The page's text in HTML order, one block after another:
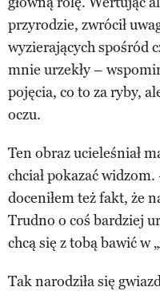
przyrodzie, zwrócił
wyzierających spośród
mnie urzekły –
pojęcia, co to za ryby,
oczu.
Ten obraz ucieleśniał
chciał pokazać
doceniłem też fakt, że
Trudno o coś bardziej
chcą się z tobą bawić w
Tak narodziła się